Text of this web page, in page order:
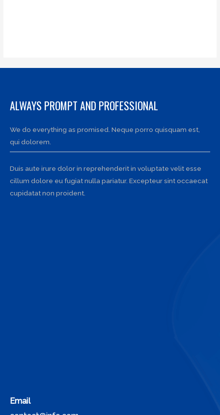
ALWAYS PROMPT AND PROFESSIONAL
We do everything as promised. Neque porro quisquam est,
qui dolorem.
Duis aute irure dolor in reprehenderit in voluptate velit esse
cillum dolore eu fugiat nulla pariatur. Excepteur sint occaecat
cupidatat non proident.
Email